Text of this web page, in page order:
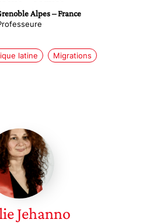
Alpes – France
latine Migrations
Aurélie
Jehanno
Jehanno